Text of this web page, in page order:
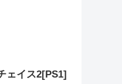
ェイス2[PS1]